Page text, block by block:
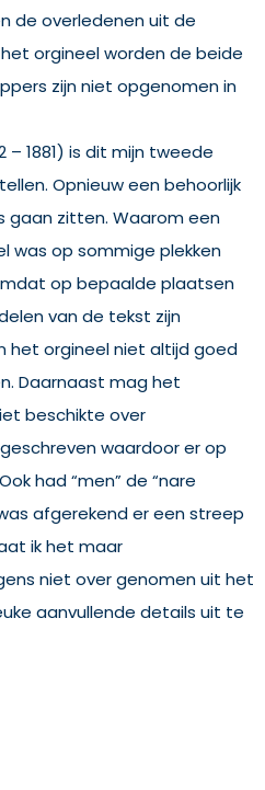
de overledenen uit de
het orgineel worden de beide
zijn niet opgenomen in
1881) is dit mijn tweede
Opnieuw een behoorlijk
gaan zitten. Waarom een
was op sommige plekken
op bepaalde plaatsen
van de tekst zijn
het orgineel niet altijd goed
Daarnaast mag het
beschikte over
waardoor er op
had “men” de “nare
afgerekend er een streep
ik het maar
niet over genomen uit het
aanvullende details uit te